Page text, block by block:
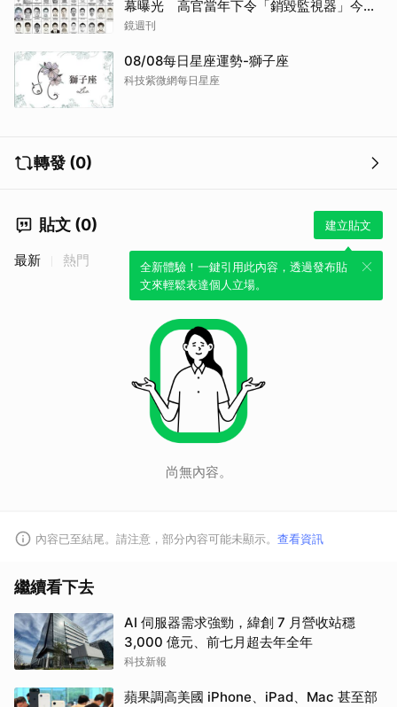
幕曝光 高官當年下令「銷毀監視器」今遭
逮
鏡週刊
08/08每日星座運勢-獅子座
科技紫微網每日星座
轉發 (0)
貼文 (0) 建立貼文
全新體驗！一鍵引用此內容，透過發布貼
文來輕鬆表達個人立場。
最新 熱門
尚無內容。
內容已至結尾。請注意，部分內容可能未顯示。 查看資訊
繼續看下去
AI 伺服器需求強勁，緯創 7 月營收站穩
3,000 億元、前七月超去年全年
科技新報
蘋果調高美國 iPhone、iPad、Mac 甚至部